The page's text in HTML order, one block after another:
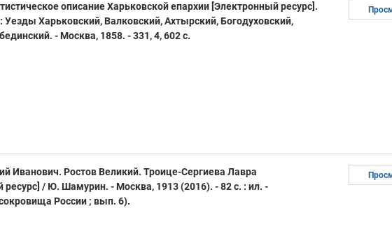
описание Харьковской епархии [Электронный ресурс].
Уезды Харьковский, Валковский, Ахтырский, Богодуховский,
- Москва, 1858. - 331, 4, 602 с.
Иванович. Ростов Великий. Троице-Сергиева Лавра
ресурс] / Ю. Шамурин. - Москва, 1913 (2016). - 82 с. : ил. -
России ; вып. 6).